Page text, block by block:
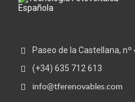
Paseo de la Castellana,
(+34) 635 712 613
info@tferenovables.com